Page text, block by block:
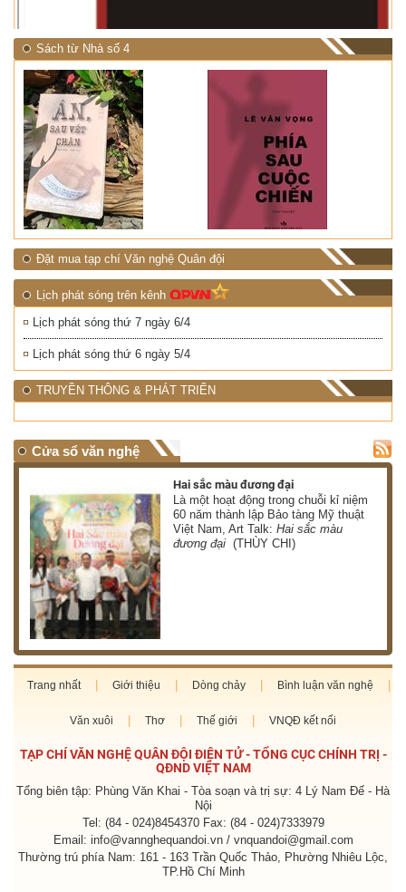
Sách từ Nhà số 4
Đặt mua tạp chí Văn nghệ Quân đội
Lịch phát sóng trên kênh
Lịch phát sóng thứ 7 ngày 6/4
Lịch phát sóng thứ 6 ngày 5/4
TRUYỀN THÔNG & PHÁT TRIỂN
Cửa sổ văn nghệ
Hai sắc màu đương đại
Là một hoạt động trong chuỗi kỉ niệm
60 năm thành lập Bảo tàng Mỹ thuật
Việt Nam, Art Talk:Hai sắc màu
đương đại (THÙY CHI)
Trang nhất Giới thiệu Dòng chảy Bình luận văn nghệ
Văn xuôi Thơ Thế giới VNQĐ kết nối
TẠP CHÍ VĂN NGHỆ QUÂN ĐỘI ĐIỆN TỬ - TỔNG CỤC CHÍNH TRỊ -
QĐND VIỆT NAM
Tổng biên tập: Phùng Văn Khai - Tòa soạn và trị sự: 4 Lý Nam Đế - Hà
Nội
Tel: (84 - 024)8454370 Fax: (84 - 024)7333979
Email: info@vannghequandoi.vn / vnquandoi@gmail.com
Thường trú phía Nam: 161 - 163 Trần Quốc Thảo, Phường Nhiêu Lộc,
TP.Hồ Chí Minh